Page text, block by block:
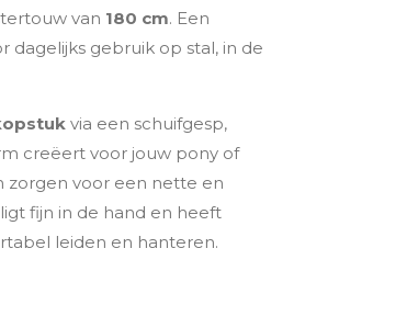
van 180 cm. Een
dagelijks gebruik op stal, in de
via een schuifgesp,
creëert voor jouw pony of
zorgen voor een nette en
fijn in de hand en heeft
leiden en hanteren.